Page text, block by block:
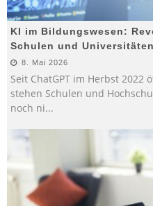
KI im Bildungswesen:
Schulen und
8. Mai 2026
Seit ChatGPT im Herbst
stehen Schulen und
noch ni...